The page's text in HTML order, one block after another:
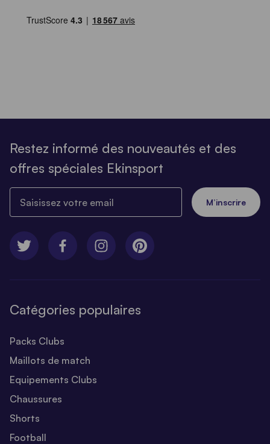
Restez informé des nouveautés et des
offres spéciales Ekinsport
M’inscrire
Catégories populaires
Packs Clubs
Maillots de match
Equipements Clubs
Chaussures
Shorts
Football